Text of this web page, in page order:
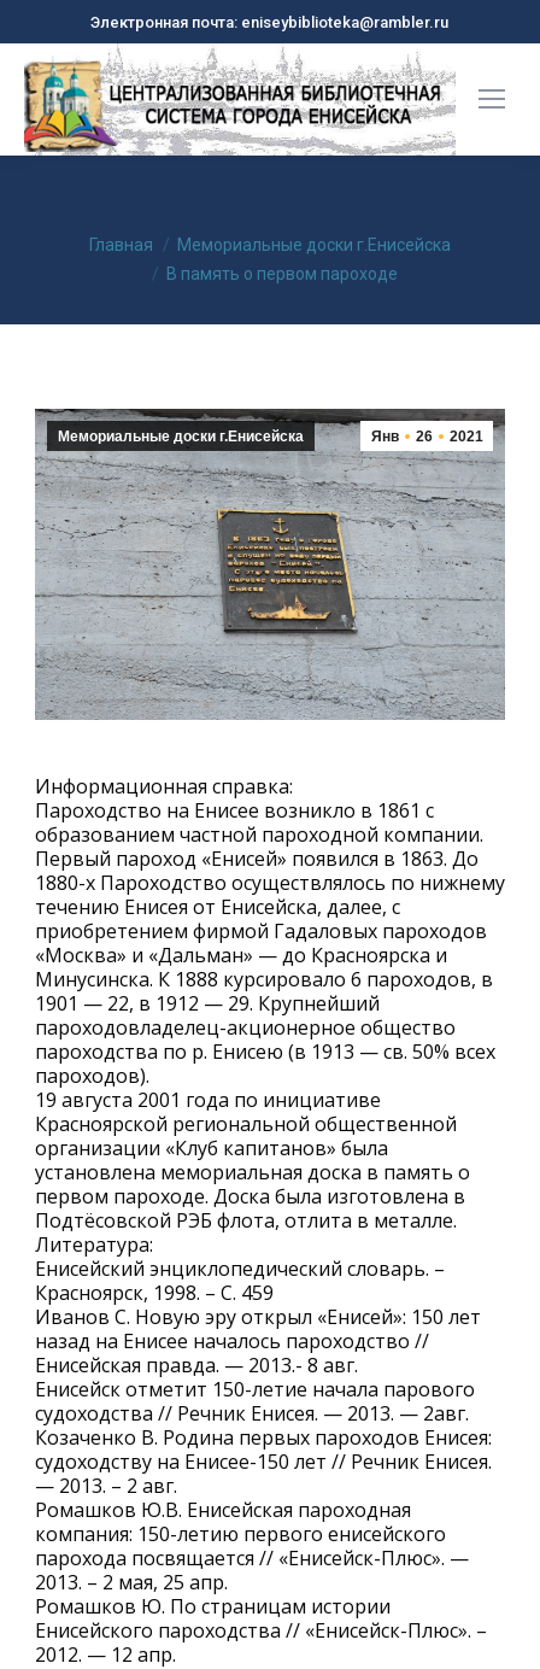
Электронная почта: eniseybiblioteka@rambler.ru
Вы здесь:Главная
Мемориальные доски г.Енисейска
В память о первом пароходе
Янв 26 2021
Мемориальные доски г.Енисейска
Информационная справка:
Пароходство на Енисее возникло в 1861 с
образованием частной пароходной компании.
Первый пароход «Енисей» появился в 1863. До
1880-х Пароходство осуществлялось по нижнему
течению Енисея от Енисейска, далее, с
приобретением фирмой Гадаловых пароходов
«Москва» и «Дальман» — до Красноярска и
Минусинска. К 1888 курсировало 6 пароходов, в
1901 — 22, в 1912 — 29. Крупнейший
пароходовладелец-акционерное общество
пароходства по р. Енисею (в 1913 — св. 50% всех
пароходов).
19 августа 2001 года по инициативе
Красноярской региональной общественной
организации «Клуб капитанов» была
установлена мемориальная доска в память о
первом пароходе. Доска была изготовлена в
Подтёсовской РЭБ флота, отлита в металле.
Литература:
Енисейский энциклопедический словарь. –
Красноярск, 1998. – С. 459
Иванов С. Новую эру открыл «Енисей»: 150 лет
назад на Енисее началось пароходство //
Енисейская правда. — 2013.- 8 авг.
Енисейск отметит 150-летие начала парового
судоходства // Речник Енисея. — 2013. — 2авг.
Козаченко В. Родина первых пароходов Енисея:
судоходству на Енисее-150 лет // Речник Енисея.
— 2013. – 2 авг.
Ромашков Ю.В. Енисейская пароходная
компания: 150-летию первого енисейского
парохода посвящается // «Енисейск-Плюс». —
2013. – 2 мая, 25 апр.
Ромашков Ю. По страницам истории
Енисейского пароходства // «Енисейск-Плюс». –
2012. — 12 апр.